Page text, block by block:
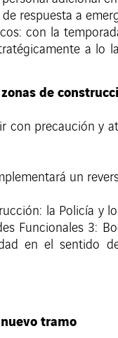
respuesta a
con la
a lo
de
con precaución y
un
la Policía y
Funcionales 3:
en el sentido
tramo